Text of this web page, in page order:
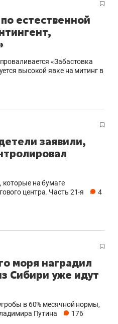
естественной
«Забастовка
высокой явке на митинг в
заявили,
на бумаге
центра. Часть 21-я
4
моря наградил
Сибири уже идут
в 60% месячной нормы,
Путина
176